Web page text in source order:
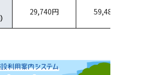
29,740円 59,480円